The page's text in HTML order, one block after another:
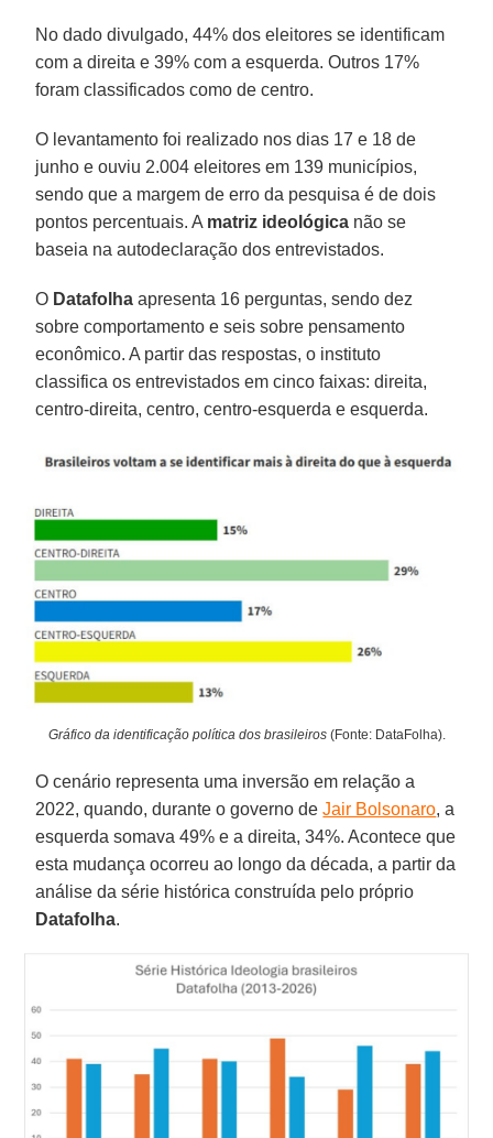
No dado divulgado, 44% dos eleitores se identificam
com a direita e 39% com a esquerda. Outros 17%
foram classificados como de centro.
O levantamento foi realizado nos dias 17 e 18 de
junho e ouviu 2.004 eleitores em 139 municípios,
sendo que a margem de erro da pesquisa é de dois
pontos percentuais. A matriz ideológica não se
baseia na autodeclaração dos entrevistados.
O Datafolha apresenta 16 perguntas, sendo dez
sobre comportamento e seis sobre pensamento
econômico. A partir das respostas, o instituto
classifica os entrevistados em cinco faixas: direita,
centro-direita, centro, centro-esquerda e esquerda.
Gráfico da identificação política dos brasileiros(Fonte: DataFolha).
O cenário representa uma inversão em relação a
2022, quando, durante o governo deJair Bolsonaro, a
esquerda somava 49% e a direita, 34%. Acontece que
esta mudança ocorreu ao longo da década, a partir da
análise da série histórica construída pelo próprio
Datafolha.